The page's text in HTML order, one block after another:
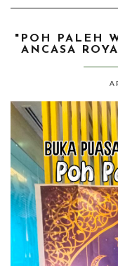
"POH PALEH
ANCASA